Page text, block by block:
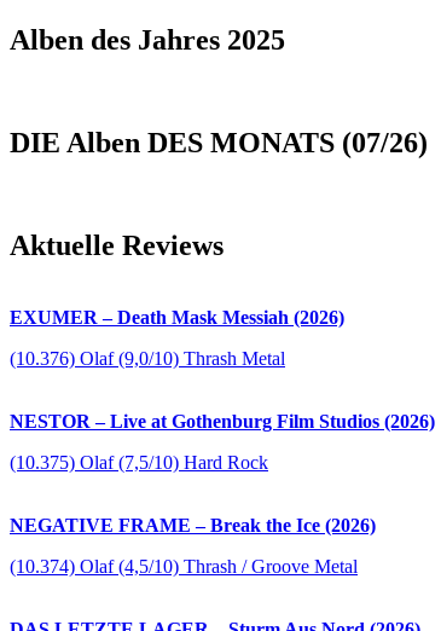
Alben des Jahres 2025
DIE Alben DES MONATS (07/26)
Aktuelle Reviews
EXUMER – Death Mask Messiah (2026)
(10.376) Olaf (9,0/10) Thrash Metal
NESTOR – Live at Gothenburg Film Studios (2026)
(10.375) Olaf (7,5/10) Hard Rock
NEGATIVE FRAME – Break the Ice (2026)
(10.374) Olaf (4,5/10) Thrash / Groove Metal